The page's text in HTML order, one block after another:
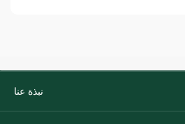
نبذة عنا